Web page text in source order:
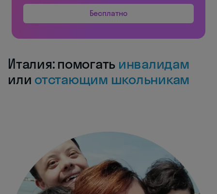
Бесплатно
Италия: помогать инвалидам
или отстающим школьникам